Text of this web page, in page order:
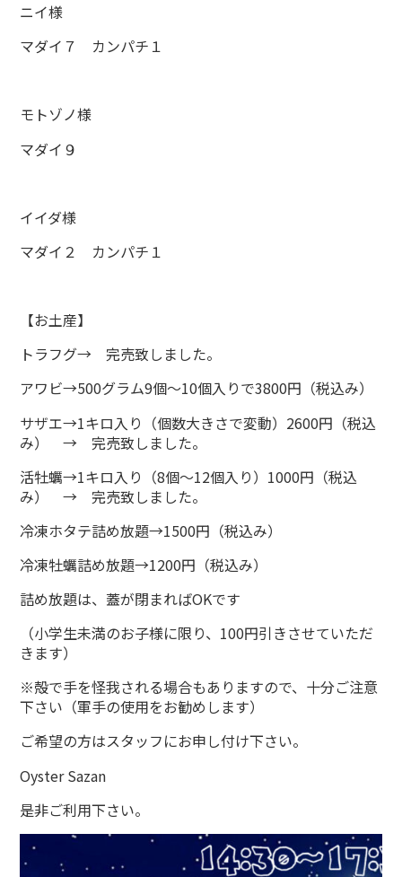
ニイ様
マダイ７ カンパチ１
モトゾノ様
マダイ９
イイダ様
マダイ２ カンパチ１
【お土産】
トラフグ→ 完売致しました。
アワビ→500グラム9個～10個入りで3800円（税込み）
サザエ→1キロ入り（個数大きさで変動）2600円（税込
み） → 完売致しました。
活牡蠣→1キロ入り（8個～12個入り）1000円（税込
み） → 完売致しました。
冷凍ホタテ詰め放題→1500円（税込み）
冷凍牡蠣詰め放題→1200円（税込み）
詰め放題は、蓋が閉まればOKです
（小学生未満のお子様に限り、100円引きさせていただ
きます）
※殻で手を怪我される場合もありますので、十分ご注意
下さい（軍手の使用をお勧めします）
ご希望の方はスタッフにお申し付け下さい。
Oyster Sazan
是非ご利用下さい。